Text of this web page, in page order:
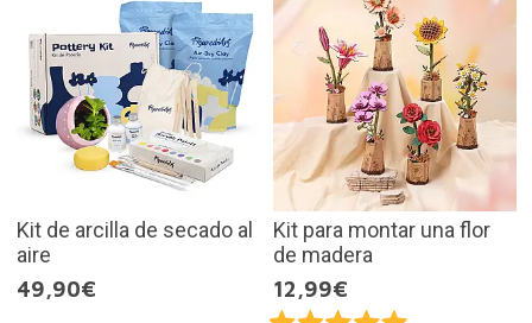
Kit de arcilla de secado al
aire
49,90€
Kit para montar una flor
de madera
12,99€